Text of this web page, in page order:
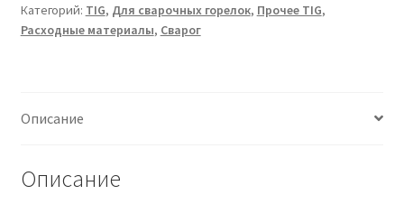
18-
26)
Категорий: TIG, Для сварочных горелок, Прочее TIG,
Расходные материалы, Сварог
Описание
Описание